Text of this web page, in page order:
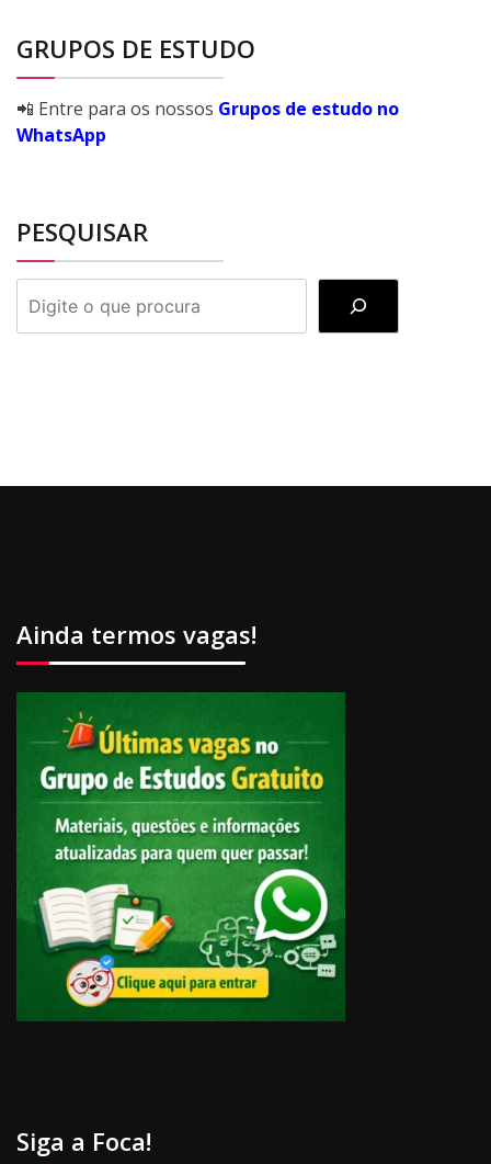
GRUPOS DE ESTUDO
📲 Entre para os nossos Grupos de estudo no
WhatsApp
PESQUISAR
PESQUISAR
Ainda termos vagas!
Siga a Foca!